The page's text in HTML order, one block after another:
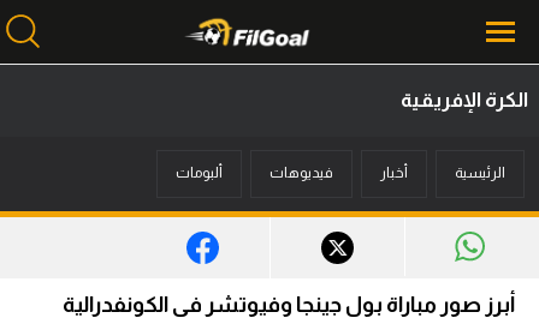
أخبار
الكرة الإفريقية
الرئيسية أخبار فيديوهات ألبومات
أبرز صور مباراة بول جينجا وفيوتشر في الكونفدرالية